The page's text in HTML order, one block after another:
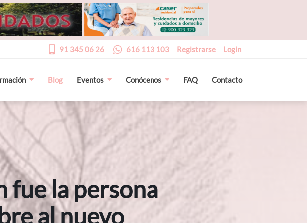
91 345 06 26 616 113 103 Registrarse Login
Blog Eventos Conócenos FAQ Contacto
fue la persona
al nuevo